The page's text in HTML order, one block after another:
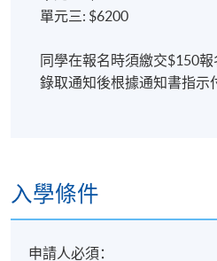
陰陽燭分析法
剖析發行商市場優勢
單元三: $6200
同學在報名時須繳交$150
錄取通知後根據通知書指示
入學條件
申請人必須：